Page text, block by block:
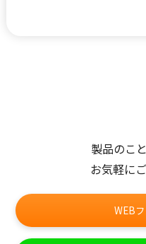
製品のこ
お気軽に
WEB